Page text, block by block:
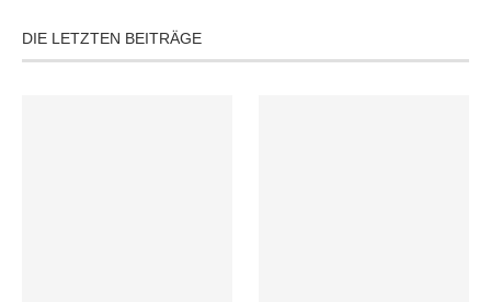
DIE LETZTEN BEITRÄGE